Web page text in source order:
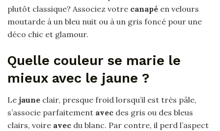
plutôt classique? Associez votre canapé en velours
moutarde à un bleu nuit ou à un gris foncé pour une
déco chic et glamour.
Quelle couleur se marie le
mieux avec le jaune ?
Le jaune clair, presque froid lorsqu’il est très pâle,
s’associe parfaitement avec des gris ou des bleus
clairs, voire avec du blanc. Par contre, il perd l’aspect